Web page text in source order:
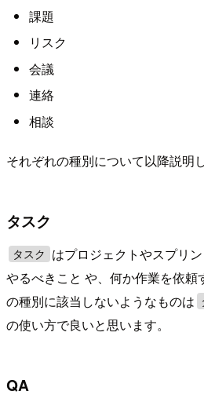
課題
リスク
会議
連絡
相談
それぞれの種別について以降説明し
タスク
タスク
はプロジェクトやスプリ
やるべきこと や、何か作業を依
の種別に該当しないようなものは
の使い方で良いと思います。
QA